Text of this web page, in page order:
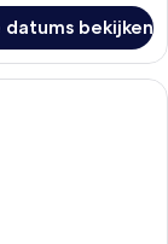
bekijken
met twee bedden,